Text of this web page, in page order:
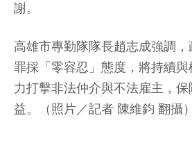
謝。
高雄市專勤隊隊長趙志成強調
罪採「零容忍」態度，將持續
力打擊非法仲介與不法雇主，
益。（照片／記者 陳維鈞 翻攝）